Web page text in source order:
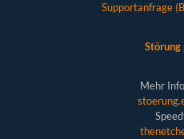
Supportanfrage
Störung
Mehr